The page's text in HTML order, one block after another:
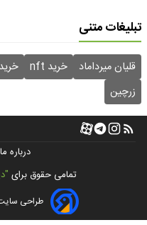
تبلیغات متنی
قلیان میرداماد خرید nft
زرچین
درباره ما
تمامی حقوق برای
طراحی